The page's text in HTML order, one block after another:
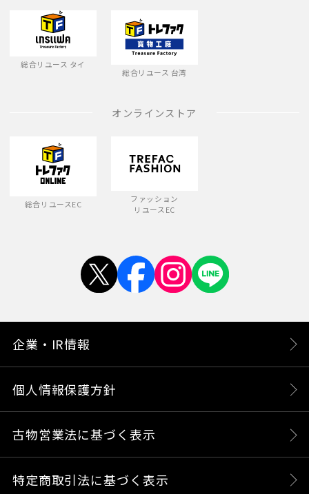
総合リユース タイ
総合リユース 台湾
オンラインストア
総合リユースEC
ファッション
リユースEC
企業・IR情報
個人情報保護方針
古物営業法に基づく表示
特定商取引法に基づく表示